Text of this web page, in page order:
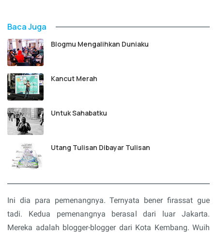
Baca Juga
Blogmu Mengalihkan Duniaku
Kancut Merah
Untuk Sahabatku
Utang Tulisan Dibayar Tulisan
Ini dia para pemenangnya. Ternyata bener firassat gue
tadi. Kedua pemenangnya berasal dari luar Jakarta.
Mereka adalah blogger-blogger dari Kota Kembang. Wuih